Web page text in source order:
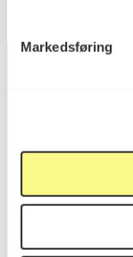
Markedsføring
Postboks 6994
0130 Oslo